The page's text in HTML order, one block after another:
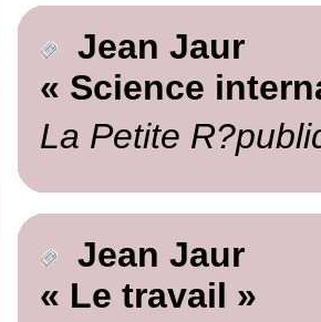
Jean Jaur
« Science
La Petite
Jean Jaur
« Le travail »